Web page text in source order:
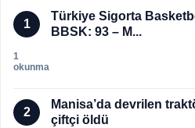
1
Türkiye Sigorta
BBSK: 93 – M...
1
okunma
2
Manisa’da devrilen
çiftçi öldü